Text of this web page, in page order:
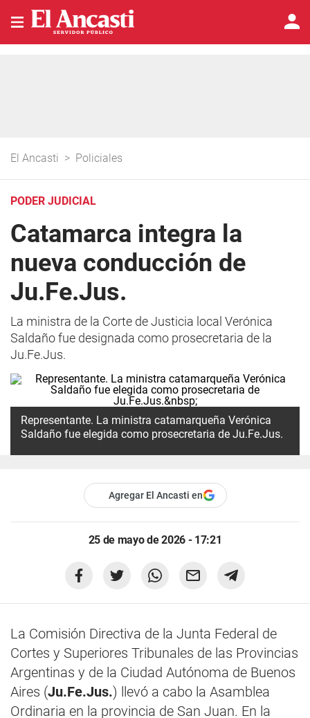
El Ancasti > Policiales
PODER JUDICIAL
Catamarca integra la
nueva conducción de
Ju.Fe.Jus.
La ministra de la Corte de Justicia local Verónica
Saldaño fue designada como prosecretaria de la
Ju.Fe.Jus.
Representante. La ministra catamarqueña Verónica
Saldaño fue elegida como prosecretaria de Ju.Fe.Jus.
Agregar El Ancasti en
25 de mayo de 2026 - 17:21
La Comisión Directiva de la Junta Federal de
Cortes y Superiores Tribunales de las Provincias
Argentinas y de la Ciudad Autónoma de Buenos
Aires (Ju.Fe.Jus.) llevó a cabo la Asamblea
Ordinaria en la provincia de San Juan. En la